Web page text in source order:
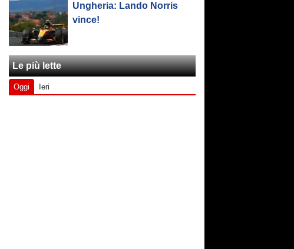
Ungheria: Lando Norris
vince!
Le più lette
Oggi Ieri